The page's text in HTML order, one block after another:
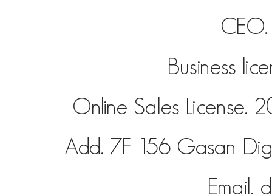
Business
Online Sales License.
Add. 7F 156 Gasan
Email.